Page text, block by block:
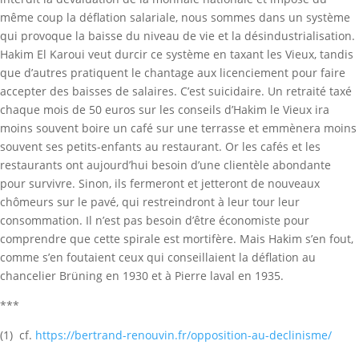
même coup la déflation salariale, nous sommes dans un système
qui provoque la baisse du niveau de vie et la désindustrialisation.
Hakim El Karoui veut durcir ce système en taxant les Vieux, tandis
que d’autres pratiquent le chantage aux licenciement pour faire
accepter des baisses de salaires. C’est suicidaire. Un retraité taxé
chaque mois de 50 euros sur les conseils d’Hakim le Vieux ira
moins souvent boire un café sur une terrasse et emmènera moins
souvent ses petits-enfants au restaurant. Or les cafés et les
restaurants ont aujourd’hui besoin d’une clientèle abondante
pour survivre. Sinon, ils fermeront et jetteront de nouveaux
chômeurs sur le pavé, qui restreindront à leur tour leur
consommation. Il n’est pas besoin d’être économiste pour
comprendre que cette spirale est mortifère. Mais Hakim s’en fout,
comme s’en foutaient ceux qui conseillaient la déflation au
chancelier Brüning en 1930 et à Pierre laval en 1935.
***
(1) cf. https://bertrand-renouvin.fr/opposition-au-declinisme/